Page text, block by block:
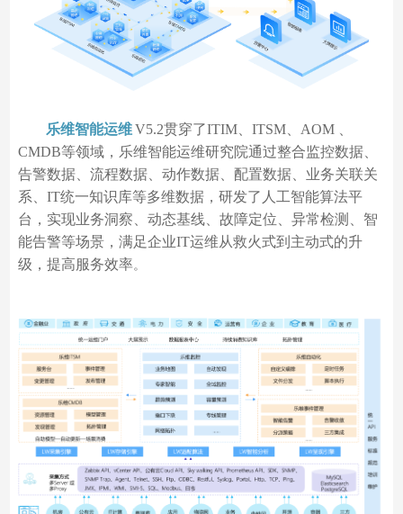
乐维智能运维V5.2贯穿了ITIM、ITSM、AOM 、
CMDB等领域，乐维智能运维研究院通过整合监控数据、
告警数据、流程数据、动作数据、配置数据、业务关联关
系、IT统一知识库等多维数据，研发了人工智能算法平
台，实现业务洞察、动态基线、故障定位、异常检测、智
能告警等场景，满足企业IT运维从救火式到主动式的升
级，提高服务效率。